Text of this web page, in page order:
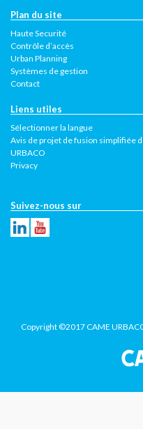
Plan du site
Haute Securité
Contrôle d’accès
Urban Planning
Systèmes de gestion
Contact
Liens utiles
Sélectionner la langue
Avis de projet de fusion simplifiée
URBACO
Privacy
Suivez-nous sur
Copyright ©2017 CAME